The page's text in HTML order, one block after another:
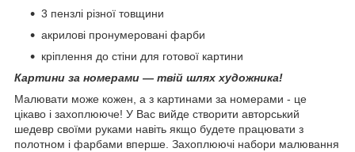
3 пензлі різної товщини
акрилові пронумеровані фарби
кріплення до стіни для готової картини
Картини за номерами — твій шлях художника!
Малювати може кожен, а з картинами за номерами - це
цікаво і захоплююче! У Вас вийде створити авторський
шедевр своїми руками навіть якщо будете працювати з
полотном і фарбами вперше. Захоплюючі набори малювання